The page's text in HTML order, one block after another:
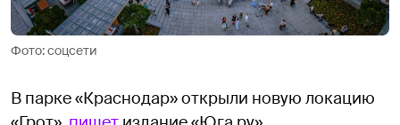
Фото: соцсети
В парке «Краснодар» открыли новую локацию